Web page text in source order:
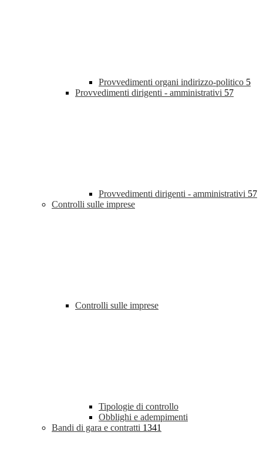
Provvedimenti organi indirizzo-politico 5
Provvedimenti dirigenti - amministrativi 57
Provvedimenti dirigenti - amministrativi 57
Controlli sulle imprese
Controlli sulle imprese
Tipologie di controllo
Obblighi e adempimenti
Bandi di gara e contratti 1341